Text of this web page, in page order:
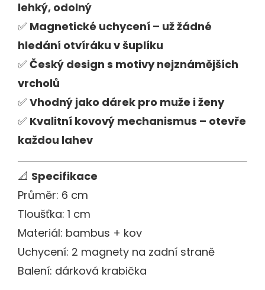
lehký, odolný
✅ Magnetické uchycení – už žádné
hledání otvíráku v šuplíku
✅ Český design s motivy nejznámějších
vrcholů
✅ Vhodný jako dárek pro muže i ženy
✅ Kvalitní kovový mechanismus – otevře
každou lahev
📐 Specifikace
Průměr: 6 cm
Tloušťka: 1 cm
Materiál: bambus + kov
Uchycení: 2 magnety na zadní straně
Balení: dárková krabička